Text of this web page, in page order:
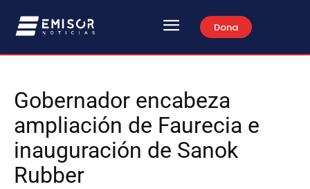
Dona
Gobernador encabeza
ampliación de Faurecia e
inauguración de Sanok
Rubber